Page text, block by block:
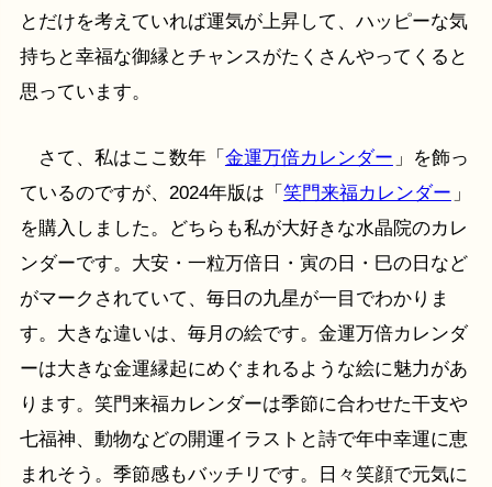
とだけを考えていれば運気が上昇して、ハッピーな気
持ちと幸福な御縁とチャンスがたくさんやってくると
思っています。
さて、私はここ数年「 金運万倍カレンダー 」を飾っ
ているのですが、2024年版は「 笑門来福カレンダー 」
を購入しました。どちらも私が大好きな水晶院のカレ
ンダーです。大安・一粒万倍日・寅の日・巳の日など
がマークされていて、毎日の九星が一目でわかりま
す。大きな違いは、毎月の絵です。金運万倍カレンダ
ーは大きな金運縁起にめぐまれるような絵に魅力があ
ります。笑門来福カレンダーは季節に合わせた干支や
七福神、動物などの開運イラストと詩で年中幸運に恵
まれそう。季節感もバッチリです。日々笑顔で元気に